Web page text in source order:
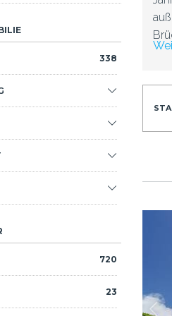
338
720
23
Stockwerk Im Galatasaray Leo